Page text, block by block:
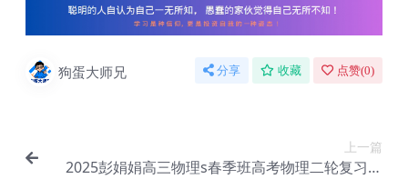
狗蛋大师兄 分享 收藏 点赞(0)
上一篇
2025彭娟娟高三物理s春季班高考物理二轮复习网